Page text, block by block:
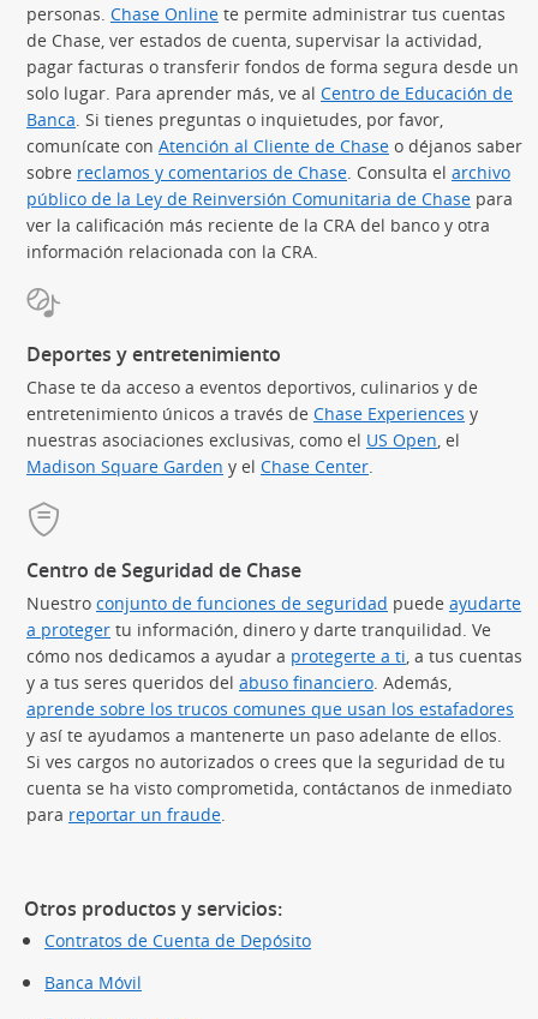
personas. Chase Online te permite administrar tus cuentas
de Chase, ver estados de cuenta, supervisar la actividad,
pagar facturas o transferir fondos de forma segura desde un
solo lugar. Para aprender más, ve al Centro de Educación de
Banca (Se abre en superposición)
. Si tienes preguntas o inquietudes, por favor,
comunícate con Atención al Cliente de Chase o déjanos saber
sobre reclamos y comentarios de Chase . Consulta el archivo
público de la Ley de Reinversión Comunitaria de Chase (Se
para
ver la calificación más reciente de la CRA del banco y otra
información relacionada con la CRA.
Deportes y entretenimiento
Chase te da acceso a eventos deportivos, culinarios y de
entretenimiento únicos a través de Chase Experiences (Se
y
nuestras asociaciones exclusivas, como el US Open(Se abre en
, el
Madison Square Garden (Se abre en superposición)
y el Chase Center(Se abre en
.
Centro de Seguridad de Chase
Nuestro conjunto de funciones de seguridad puede ayudarte
a proteger tu información, dinero y darte tranquilidad. Ve
cómo nos dedicamos a ayudar a protegerte a ti, a tus cuentas
y a tus seres queridos del abuso financiero. Además,
aprende sobre los trucos comunes que usan los estafadores
y así te ayudamos a mantenerte un paso adelante de ellos.
Si ves cargos no autorizados o crees que la seguridad de tu
cuenta se ha visto comprometida, contáctanos de inmediato
para reportar un fraude.
Otros productos y servicios:
Contratos de Cuenta de Depósito
Banca Móvil